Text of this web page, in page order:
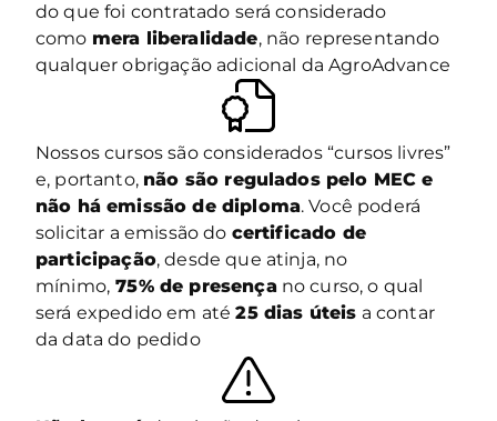
do que foi contratado será considerado
como mera liberalidade, não representando
qualquer obrigação adicional da AgroAdvance
Nossos cursos são considerados “cursos livres”
e, portanto, não são regulados pelo MEC e
não há emissão de diploma. Você poderá
solicitar a emissão do certificado de
participação, desde que atinja, no
mínimo, 75% de presençano curso, o qual
será expedido em até25 dias úteis a contar
da data do pedido